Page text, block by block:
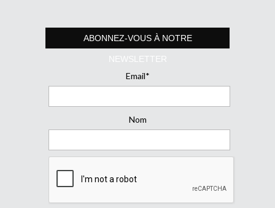
ABONNEZ-VOUS À NOTRE
NEWSLETTER
Email*
Nom